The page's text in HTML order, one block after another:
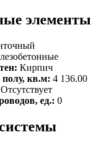
элементы
Кирпич
кв.м: 4 136.00
Отсутствует
ед.: 0